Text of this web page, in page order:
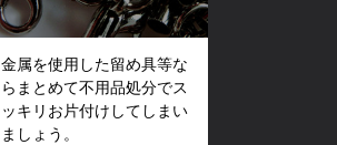
金属を使用した留め具等な
らまとめて不用品処分でス
ッキリお片付けしてしまい
ましょう。